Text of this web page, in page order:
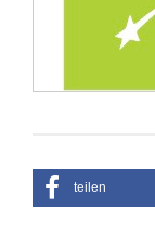
teilen